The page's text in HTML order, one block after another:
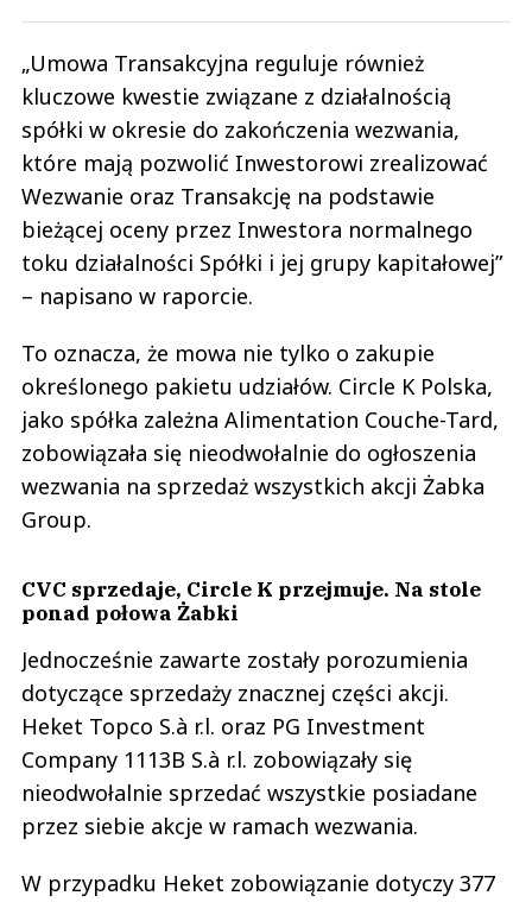
„Umowa Transakcyjna reguluje również
kluczowe kwestie związane z działalnością
spółki w okresie do zakończenia wezwania,
które mają pozwolić Inwestorowi zrealizować
Wezwanie oraz Transakcję na podstawie
bieżącej oceny przez Inwestora normalnego
toku działalności Spółki i jej grupy kapitałowej”
– napisano w raporcie.
To oznacza, że mowa nie tylko o zakupie
określonego pakietu udziałów. Circle K Polska,
jako spółka zależna Alimentation Couche-Tard,
zobowiązała się nieodwołalnie do ogłoszenia
wezwania na sprzedaż wszystkich akcji Żabka
Group.
CVC sprzedaje, Circle K przejmuje. Na stole
ponad połowa Żabki
Jednocześnie zawarte zostały porozumienia
dotyczące sprzedaży znacznej części akcji.
Heket Topco S.à r.l. oraz PG Investment
Company 1113B S.à r.l. zobowiązały się
nieodwołalnie sprzedać wszystkie posiadane
przez siebie akcje w ramach wezwania.
W przypadku Heket zobowiązanie dotyczy 377